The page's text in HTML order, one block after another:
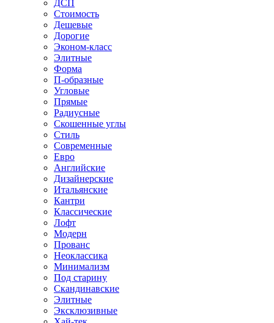
ДСП
Стоимость
Дешевые
Дорогие
Эконом-класс
Элитные
Форма
П-образные
Угловые
Прямые
Радиусные
Скошенные углы
Стиль
Современные
Евро
Английские
Дизайнерские
Итальянские
Кантри
Классические
Лофт
Модерн
Прованс
Неоклассика
Минимализм
Под старину
Скандинавские
Элитные
Эксклюзивные